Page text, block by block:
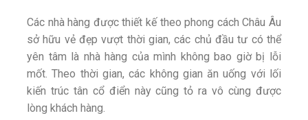
Các nhà hàng được thiết kế theo phong cách Châu Âu
sở hữu vẻ đẹp vượt thời gian, các chủ đầu tư có thể
yên tâm là nhà hàng của mình không bao giờ bị lỗi
mốt. Theo thời gian, các không gian ăn uống với lối
kiến trúc tân cổ điển này cũng tỏ ra vô cùng được
lòng khách hàng.